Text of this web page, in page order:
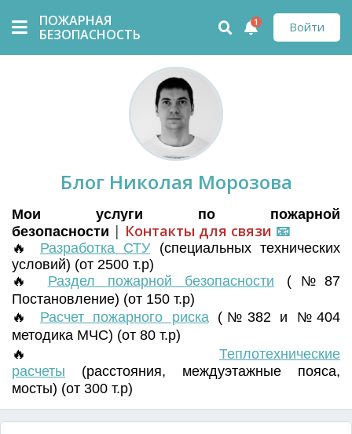
ПОЖАРНАЯ
БЕЗОПАСНОСТЬ
Войти
1
Блог Николая Морозова
Мои услуги по пожарной
безопасности | Контакты для связи 📧
🔥 Разработка СТУ (специальных технических
условий) (от 2500 т.р)
🔥 Раздел пожарной безопасности (№87
Постановление) (от 150 т.р)
🔥 Расчет пожарного риска(№382 и №404
методика МЧС) (от 80 т.р)
🔥 Теплотехнические
расчеты (расстояния, междуэтажные пояса,
мосты) (от 300 т.р)